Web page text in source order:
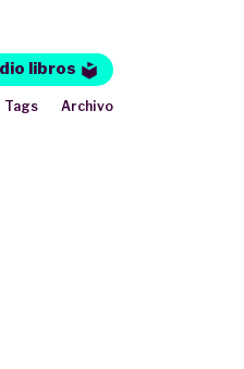
libros
Tags Archivo